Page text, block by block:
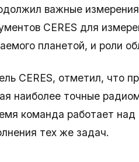
важные
CERES для
планетой, и роли
CERES, отметил, что
наиболее точные
команда работает
тех же задач.